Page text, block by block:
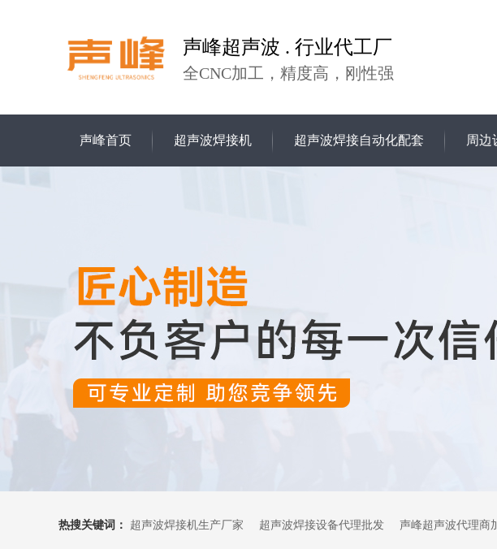
声峰超声波 . 行业代工厂
全CNC加工，精度高，刚性强
声峰首页 超声波焊接机 超声波焊接自动化配套 周边
热搜关键词： 超声波焊接机生产厂家 超声波焊接设备代理批发 声峰超声波代理商